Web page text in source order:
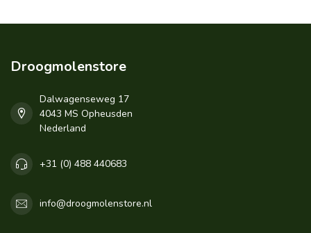
Droogmolenstore
Dalwagenseweg 17
4043 MS Opheusden
Nederland
+31 (0) 488 440683
info@droogmolenstore.nl